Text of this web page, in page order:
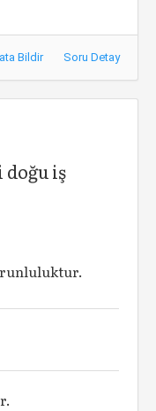
Bildir Soru Detay
iş